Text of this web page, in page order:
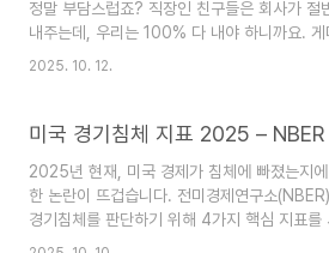
는 복직해야 일부를 받았는데, 이제는 매달 전
을 수 있어요!부부 6+6 특례 강화: 부부가 육아
을 나눠 쓰면 첫 6개월 급여가 더 높아져요.그런
는 단순..
정말 부담스럽죠? 직장인 친구들은 회사가 절
내주는데, 우리는 100% 다 내야 하니까요. 게
소득뿐만 아니라 재산이나 차량까지 평가해서
를 줄일 수 있는 방법들이 꽤 많이 있답니다!
유리해졌어요. 오늘은 세무사들이 실제로 추천
7가지 핵심 방법을 정리해볼게요.1. 필요경비
대한 많이 인정받으세요건강보험료는 과세표
득금액)을 기준으로 계산돼요. 그래서 종합소득
2025. 10. 12.
2025년 현재, 미국 경제가 침체에 빠졌는지에
한 논란이 뜨겁습니다. 전미경제연구소
경기침체를 판단하기 위해 4가지 핵심 지표를
하는데요, 흥미롭게도 이 중 일부는 매우 나쁜